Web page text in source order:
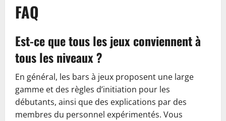
FAQ
Est-ce que tous les jeux conviennent à
tous les niveaux ?
En général, les bars à jeux proposent une large
gamme et des règles d’initiation pour les
débutants, ainsi que des explications par des
membres du personnel expérimentés. Vous